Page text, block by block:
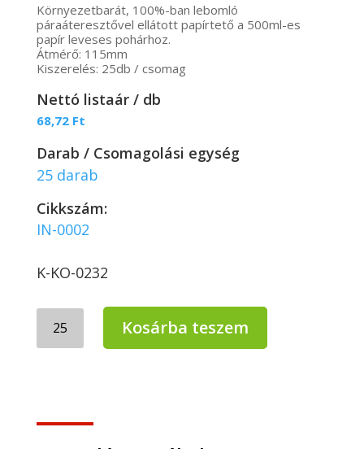
Környezetbarát, 100%-ban lebomló
páraáteresztővel ellátott papírtető a 500ml-es
papír leveses pohárhoz.
Átmérő: 115mm
Kiszerelés: 25db / csomag
Nettó listaár / db
68,72 Ft
Darab / Csomagolási egység
25 darab
Cikkszám:
IN-0002
K-KO-0232
Biológiailag
lebomló
es
Kosárba teszem